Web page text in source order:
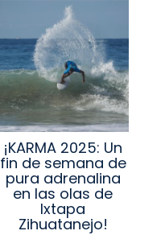
¡KARMA 2025: Un
fin de semana de
pura adrenalina
en las olas de
Ixtapa
Zihuatanejo!